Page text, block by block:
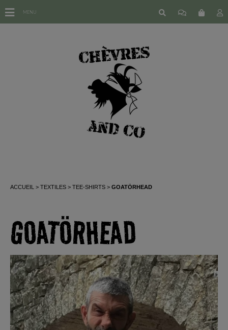
ACCUEIL TEXTILES TEE-SHIRTS GOATÖRHEAD
GOATÖRHEAD
MENU